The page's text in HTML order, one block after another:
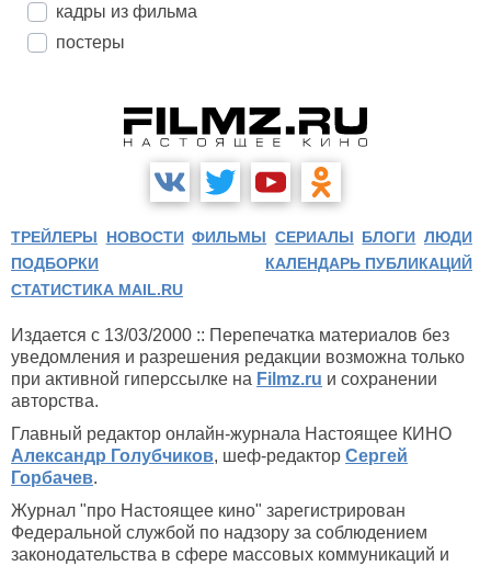
кадры из фильма
постеры
ТРЕЙЛЕРЫ НОВОСТИ ФИЛЬМЫ СЕРИАЛЫ БЛОГИ ЛЮДИ
ПОДБОРКИ
КАЛЕНДАРЬ ПУБЛИКАЦИЙ
СТАТИСТИКА MAIL.RU
Издается с 13/03/2000 :: Перепечатка материалов без
уведомления и разрешения редакции возможна только
при активной гиперссылке на Filmz.ru и сохранении
авторства.
Главный редактор онлайн-журнала Настоящее КИНО
Александр Голубчиков, шеф-редактор Сергей
Горбачев.
Журнал "про Настоящее кино" зарегистрирован
Федеральной службой по надзору за соблюдением
законодательства в сфере массовых коммуникаций и